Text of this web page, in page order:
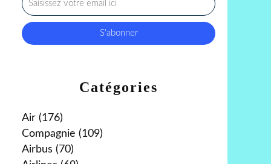
Catégories
Air (176)
Compagnie (109)
Airbus (70)